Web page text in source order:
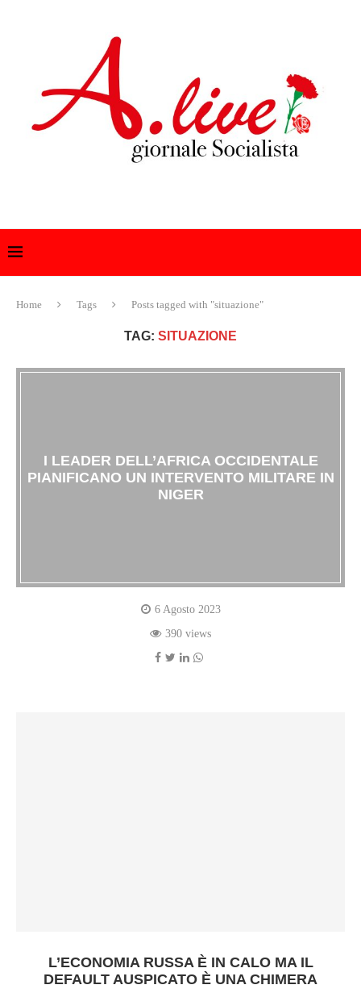
Home Tags Posts tagged with "situazione"
TAG: SITUAZIONE
I LEADER DELL’AFRICA OCCIDENTALE
PIANIFICANO UN INTERVENTO MILITARE IN
NIGER
6 Agosto 2023
390 views
L’ECONOMIA RUSSA È IN CALO MA IL
DEFAULT AUSPICATO È UNA CHIMERA